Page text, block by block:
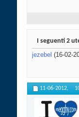
I seguenti 2
jezebel (16-02-
11-06-2012,